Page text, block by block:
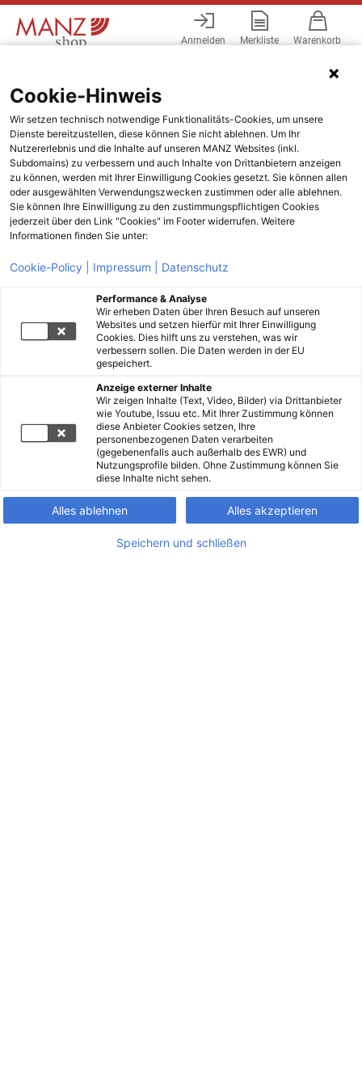
Anmelden Merkliste Warenkorb
Cookie-Hinweis
Wir setzen technisch notwendige Funktionalitäts-Cookies, um unsere
Dienste bereitzustellen, diese können Sie nicht ablehnen. Um Ihr
Nutzererlebnis und die Inhalte auf unseren MANZ Websites (inkl.
Subdomains) zu verbessern und auch Inhalte von Drittanbietern anzeigen
zu können, werden mit Ihrer Einwilligung Cookies gesetzt. Sie können allen
oder ausgewählten Verwendungszwecken zustimmen oder alle ablehnen.
Sie können Ihre Einwilligung zu den zustimmungspflichtigen Cookies
jederzeit über den Link "Cookies" im Footer widerrufen. Weitere
Informationen finden Sie unter:
Cookie-Policy | Impressum | Datenschutz
Performance & Analyse
Wir erheben Daten über Ihren Besuch auf unseren
Websites und setzen hierfür mit Ihrer Einwilligung
Cookies. Dies hilft uns zu verstehen, was wir
verbessern sollen. Die Daten werden in der EU
gespeichert.
Anzeige externer Inhalte
Wir zeigen Inhalte (Text, Video, Bilder) via Drittanbieter
wie Youtube, Issuu etc. Mit Ihrer Zustimmung können
diese Anbieter Cookies setzen, Ihre
personenbezogenen Daten verarbeiten
(gegebenenfalls auch außerhalb des EWR) und
Nutzungsprofile bilden. Ohne Zustimmung können Sie
diese Inhalte nicht sehen.
Alles ablehnen Alles akzeptieren
Speichern und schließen